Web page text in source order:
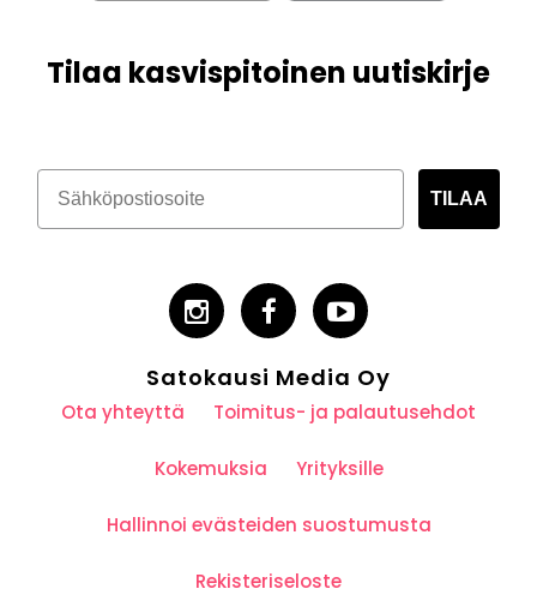
Tilaa kasvispitoinen uutiskirje
TILAA
Satokausi Media Oy
Ota yhteyttä Toimitus- ja palautusehdot
Kokemuksia Yrityksille
Hallinnoi evästeiden suostumusta
Rekisteriseloste